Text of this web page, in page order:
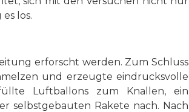
los.
erforscht werden. Zum Schluss
und erzeugte eindrucksvolle
Luftballons zum Knallen, ein
selbstgebauten Rakete nach. Nach